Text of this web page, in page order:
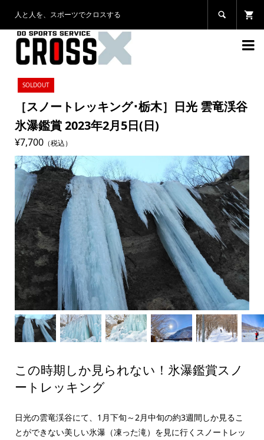
人と人を、スポーツでクロスする 

SOLDOUT
［スノートレッキング･栃木］日光 雲竜渓谷
氷瀑鑑賞 2023年2月5日(日)
¥7,700（税込）
この時期しか見られない！氷瀑鑑賞スノ
ートレッキング
日光の雲竜渓谷にて、1月下旬～2月中旬の約3週間しか見るこ
とができない美しい氷瀑（凍った滝）を見に行くスノートレッ